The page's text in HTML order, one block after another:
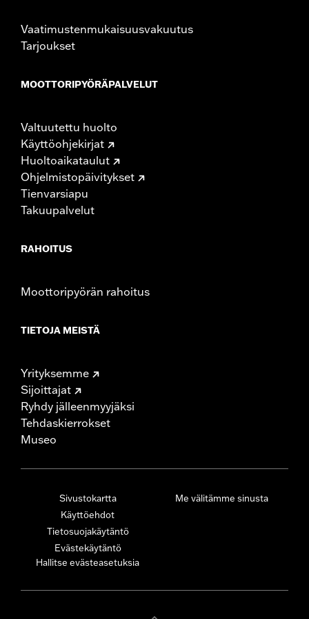
Vaatimustenmukaisuusvakuutus
Tarjoukset
MOOTTORIPYÖRÄPALVELUT
Valtuutettu huolto
Käyttöohjekirjat
Huoltoaikataulut
Ohjelmistopäivitykset
Tienvarsiapu
Takuupalvelut
RAHOITUS
Moottoripyörän rahoitus
TIETOJA MEISTÄ
Yrityksemme
Sijoittajat
Ryhdy jälleenmyyjäksi
Tehdaskierrokset
Museo
Sivustokartta
Käyttöehdot
Tietosuojakäytäntö
Evästekäytäntö
Hallitse evästeasetuksia
Me välitämme sinusta